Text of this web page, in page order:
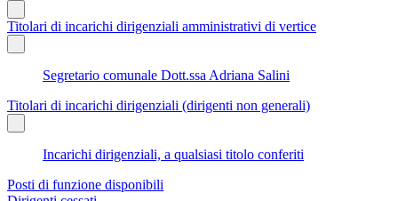
Titolari di incarichi dirigenziali amministrativi di vertice
Segretario comunale Dott.ssa Adriana Salini
Titolari di incarichi dirigenziali (dirigenti non generali)
Incarichi dirigenziali, a qualsiasi titolo conferiti
Posti di funzione disponibili